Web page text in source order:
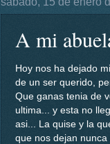
A mi
Hoy nos ha dejado
de un ser querido,
Que ganas tenia de
ultima... y esta no
asi... La quise y la
que nos dejan